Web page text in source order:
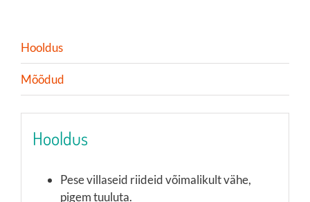
Hooldus
Mõõdud
Hooldus
Pese villaseid riideid võimalikult vähe,
pigem tuuluta.